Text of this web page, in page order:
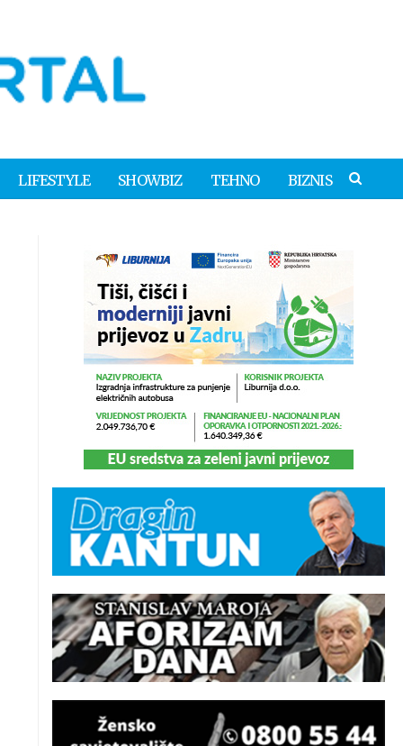
LIFESTYLE SHOWBIZ TEHNO BIZNIS